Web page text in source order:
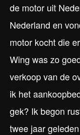
de motor uit
Nederland en
motor kocht die
Wing was zo
verkoop van de
ik het
gek? Ik begon
twee jaar